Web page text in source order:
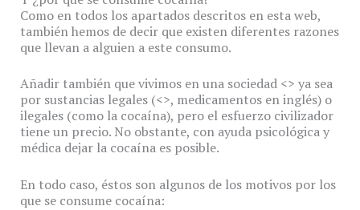
Como en todos los apartados descritos en esta web,
también hemos de decir que existen diferentes razones
que llevan a alguien a este consumo.
Añadir también que vivimos en una sociedad <> ya sea
por sustancias legales (<>, medicamentos en inglés) o
ilegales (como la cocaína), pero el esfuerzo civilizador
tiene un precio. No obstante, con ayuda psicológica y
médica dejar la cocaína es posible.
En todo caso, éstos son algunos de los motivos por los
que se consume cocaína: